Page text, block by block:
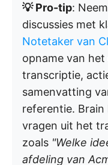
💡 Pro-tip:
discussies met
Notetaker van
opname van
transcriptie,
samenvatting
referentie. Brain
vragen uit het
zoals "Welke
afdeling van